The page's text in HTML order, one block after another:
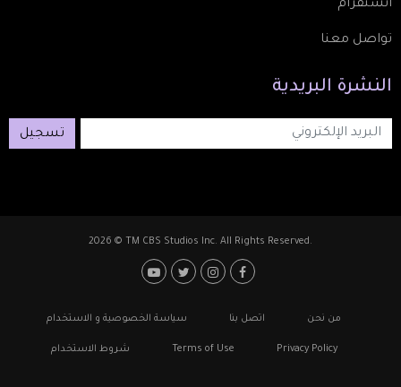
انستقرام
تواصل معنا
النشرة البريدية
تسجيل
2026 © TM CBS Studios Inc. All Rights Reserved.
Footer: Social Media
Footerمن نحن اتصل بنا سياسة الخصوصية و الاستخدام
Privacy Policy
Terms of Use شروط الاستخدام